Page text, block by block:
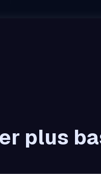
plus